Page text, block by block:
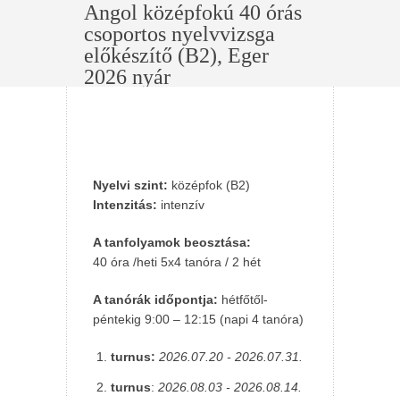
Angol középfokú 40 órás
csoportos nyelvvizsga
előkészítő (B2), Eger
2026 nyár
Nyelvi szint: középfok (B2)
Intenzitás: intenzív
A tanfolyamok beosztása:
40 óra /heti 5x4 tanóra / 2 hét
A tanórák időpontja: hétfőtől-
péntekig 9:00 – 12:15 (napi 4 tanóra)
turnus: 2026.07.20 - 2026.07.31.
turnus: 2026.08.03 - 2026.08.14.